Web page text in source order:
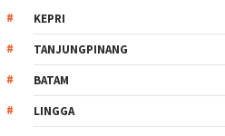
KEPRI
TANJUNGPINANG
BATAM
LINGGA